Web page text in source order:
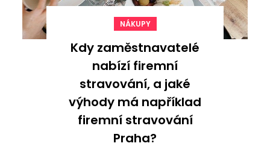
NÁKUPY
Kdy zaměstnavatelé
nabízí firemní
stravování, a jaké
výhody má například
firemní stravování
Praha?